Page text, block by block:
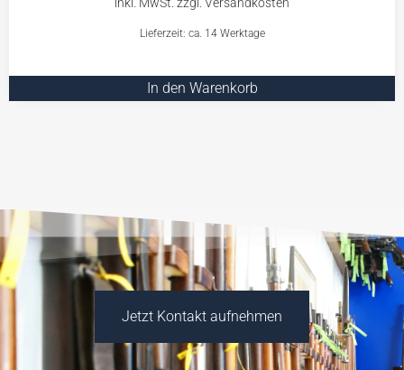
Lieferzeit: ca. 14 Werktage
In den Warenkorb
Jetzt Kontakt aufnehmen